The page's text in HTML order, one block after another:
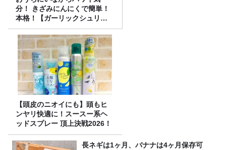
分！ きざみにんにくで簡単！
本格！【ガーリックシュリン
プ】 桃屋のかんたんレシピ
【頭皮のニオイにも】頭もヒ
ンヤリ快適に！スースー系ヘ
ッドスプレー 頂上決戦2026！
長ネギは1ヶ月、バナナは4ヶ月保存可